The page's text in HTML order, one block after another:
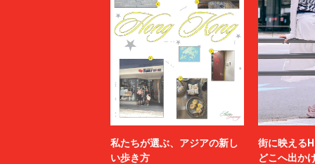
私たちが選ぶ、アジアの新し
い歩き方
街に映える
どこへ出か